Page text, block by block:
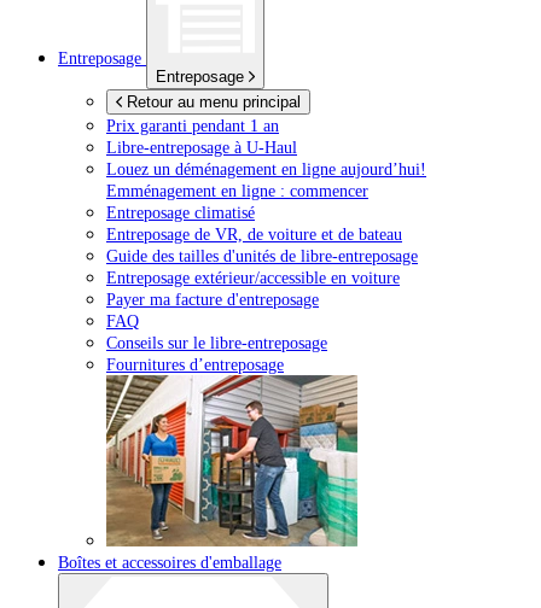
Entreposage
Entreposage
Retour au menu principal
Prix garanti pendant 1 an
Libre-entreposage à U-Haul
Louez un déménagement en ligne aujourd’hui!
Emménagement en ligne : commencer
Entreposage climatisé
Entreposage de VR, de voiture et de bateau
Guide des tailles d'unités de libre-entreposage
Entreposage extérieur/accessible en voiture
Payer ma facture d'entreposage
FAQ
Conseils sur le libre-entreposage
Fournitures d’entreposage
Boîtes et accessoires d'emballage